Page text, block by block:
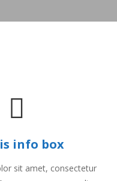
info box
sit amet, consectetur